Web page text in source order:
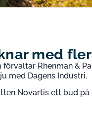
med
Rhenman &
med Dagens Industri.
Novartis ett bud